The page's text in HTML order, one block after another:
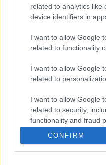
related to analytics like
device identifiers in
I want to allow Google
related to functionality
I want to allow Google
related to
I want to allow Google
related to security,
functionality and fraud
CONFIRM
százalék
Magyar Péter
ért el, ami azt jelenti,
reggeli műsorok
vagy éppen munkába
adat vélhetően rekord
televíziózás életében,
biztosan – írja a lap.